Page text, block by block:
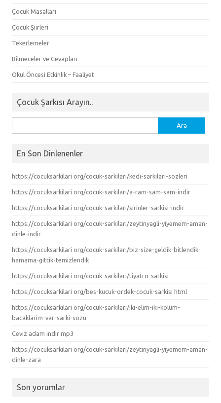
Çocuk Masalları
Çocuk Şiirleri
Tekerlemeler
Bilmeceler ve Cevapları
Okul Öncesi Etkinlik – Faaliyet
Çocuk Şarkısı Arayın..
En Son Dinlenenler
https://cocuksarkilari org/cocuk-sarkilari/kedi-sarkilari-sozleri
https://cocuksarkilari org/cocuk-sarkilari/a-ram-sam-sam-indir
https://cocuksarkilari org/cocuk-sarkilari/sirinler-sarkisi-indir
https://cocuksarkilari org/cocuk-sarkilari/zeytinyagli-yiyemem-aman-
dinle-indir
https://cocuksarkilari org/cocuk-sarkilari/biz-size-geldik-bitlendik-
hamama-gittik-temizlendik
https://cocuksarkilari org/cocuk-sarkilari/tiyatro-sarkisi
https://cocuksarkilari org/bes-kucuk-ordek-cocuk-sarkisi html
https://cocuksarkilari org/cocuk-sarkilari/iki-elim-iki-kolum-
bacaklarim-var-sarki-sozu
Cevız adam ındır mp3
https://cocuksarkilari org/cocuk-sarkilari/zeytinyagli-yiyemem-aman-
dinle-zara
Son yorumlar